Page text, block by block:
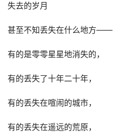
失去的岁月
甚至不知丢失在什么地方——
有的是零零星星地消失的，
有的丢失了十年二十年，
有的丢失在喧闹的城市，
有的丢失在遥远的荒原，